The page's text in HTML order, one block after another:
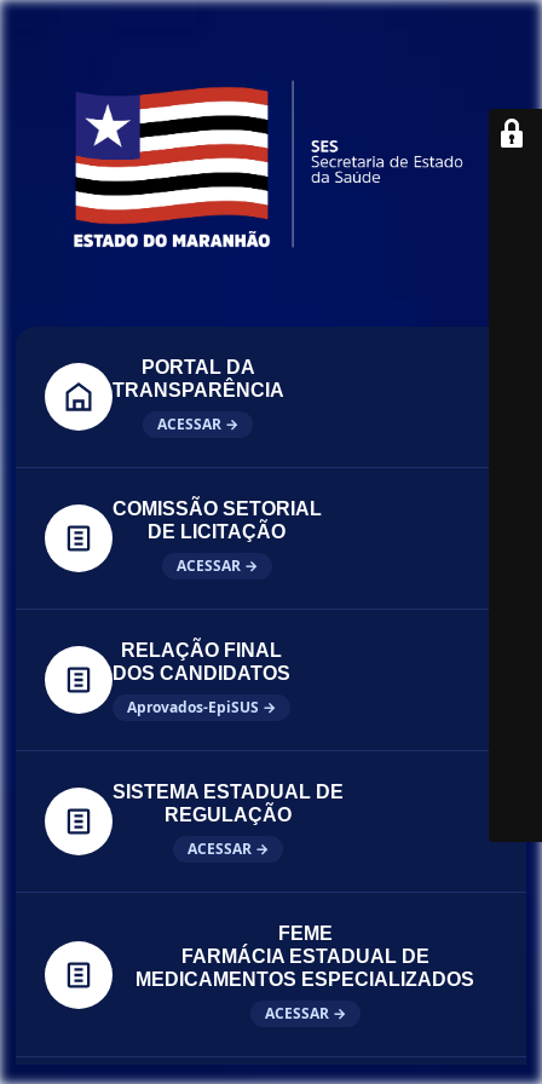
PORTAL DA
TRANSPARÊNCIA
ACESSAR →
COMISSÃO SETORIAL
DE LICITAÇÃO
ACESSAR →
RELAÇÃO FINAL
DOS CANDIDATOS
Aprovados-EpiSUS →
SISTEMA ESTADUAL DE
REGULAÇÃO
ACESSAR →
FEME
FARMÁCIA ESTADUAL DE
MEDICAMENTOS ESPECIALIZADOS
ACESSAR →